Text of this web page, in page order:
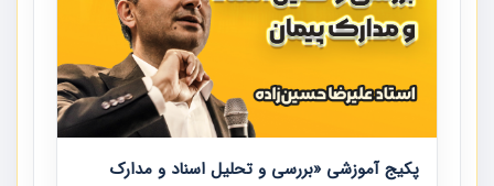
پکیج آموزشی «بررسی و تحلیل اسناد و مدارک